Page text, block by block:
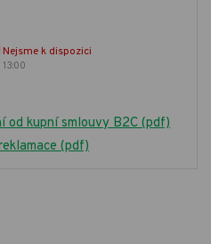
Nejsme k dispozici
13:00
od kupní smlouvy B2C (pdf)
(pdf)